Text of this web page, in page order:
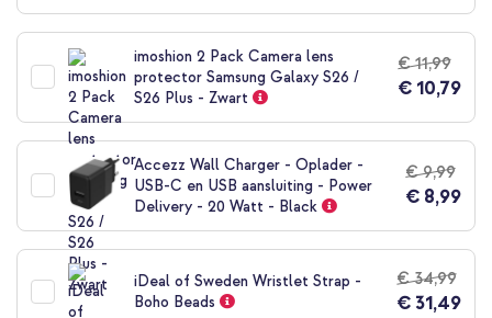
imoshion 2 Pack Camera lens
protector Samsung Galaxy S26 /
S26 Plus - Zwart
€ 11,99
€ 10,79
Accezz Wall Charger - Oplader -
USB-C en USB aansluiting - Power
Delivery - 20 Watt - Black
€ 9,99
€ 8,99
iDeal of Sweden Wristlet Strap -
Boho Beads
€ 34,99
€ 31,49